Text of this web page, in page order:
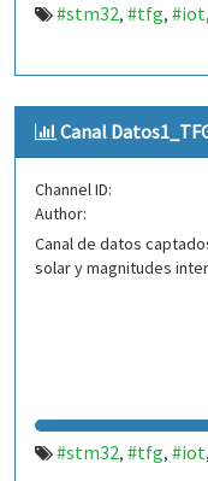
#stm32, #tfg, #iot,
Canal
Channel ID:
Author:
Canal de datos
solar y magnitudes
#stm32, #tfg, #iot,